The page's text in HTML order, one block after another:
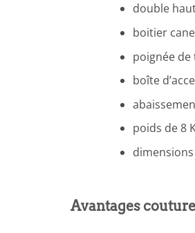
double
boitier
poignée
boîte
poids de 8
Avantages